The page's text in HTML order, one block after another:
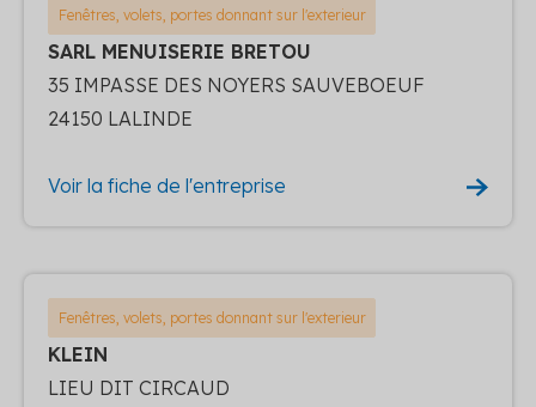
Fenêtres, volets, portes donnant sur l'exterieur
SARL MENUISERIE BRETOU
35 IMPASSE DES NOYERS SAUVEBOEUF
24150 LALINDE
Voir la fiche de l'entreprise
Fenêtres, volets, portes donnant sur l'exterieur
KLEIN
LIEU DIT CIRCAUD